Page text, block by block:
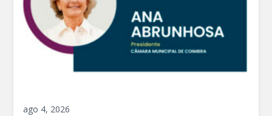
ago 4, 2026